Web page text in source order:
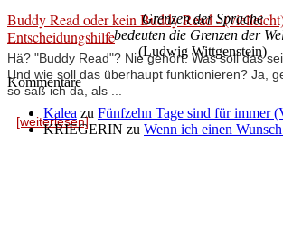
Buddy Read oder kein Buddy Read -
Entscheidungshilfe
Hä? "Buddy Read"? Nie gehört. Was soll das
Und wie soll das überhaupt funktionieren? Ja,
so saß ich da, als ...
[weiterlesen]
Grenzen der Sprache
bedeuten die Grenzen der
(Ludwig Wittgenstein)
Kommentare
Kalea zu Fünfzehn Tage sind für immer
KRIEGERIN zu Wenn ich einen